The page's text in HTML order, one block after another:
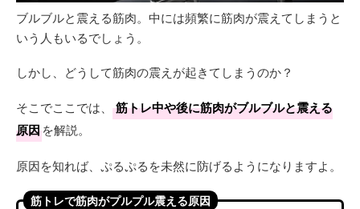
ブルブルと震える筋肉。中には頻繁に筋肉が震えてしまうと
いう人もいるでしょう。
しかし、どうして筋肉の震えが起きてしまうのか？
そこでここでは、
筋トレ中や後に筋肉がブルブルと震える
原因を解説。
原因を知れば、ぷるぷるを未然に防げるようになりますよ。
筋トレで筋肉がプルプル震える原因